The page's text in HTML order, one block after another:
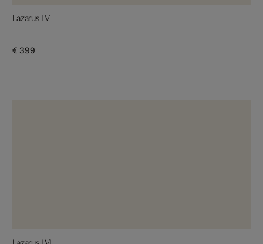
Lazarus LV
€ 399